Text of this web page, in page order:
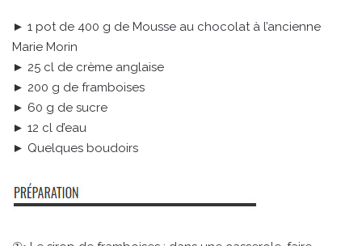
► 1 pot de 400 g de Mousse au chocolat à l’ancienne
Marie Morin
► 25 cl de crème anglaise
► 200 g de framboises
► 60 g de sucre
► 12 cl d’eau
► Quelques boudoirs